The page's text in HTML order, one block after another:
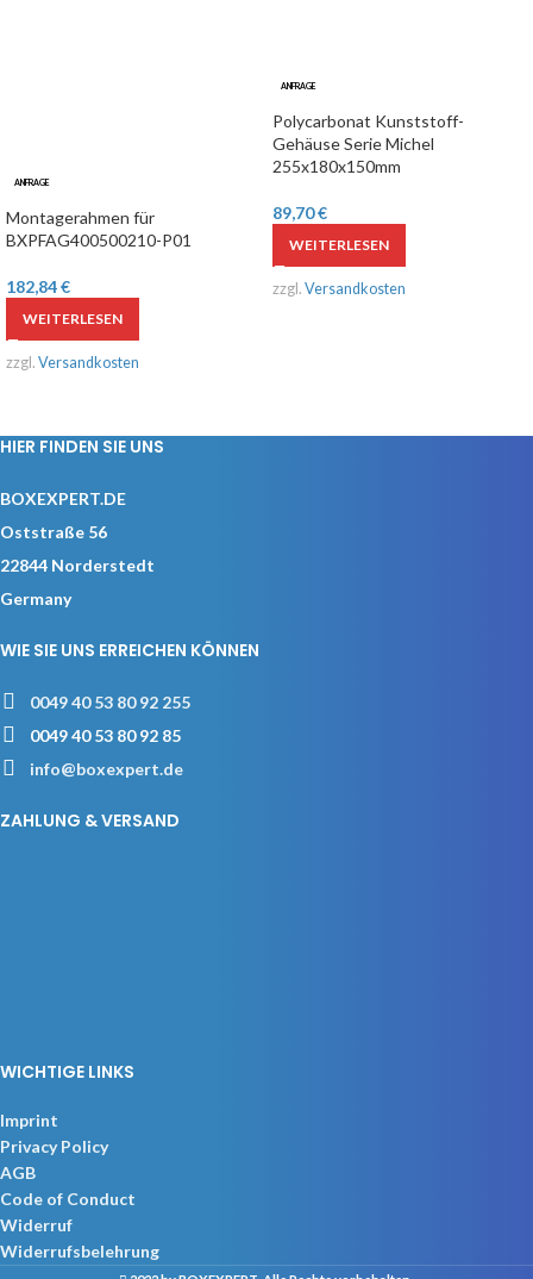
ANFRAGE
Montagerahmen für
BXPFAG400500210-P01
182,84€
WEITERLESEN
zzgl. Versandkosten
ANFRAGE
Polycarbonat Kunststoff-
Gehäuse Serie Michel
255x180x150mm
89,70€
WEITERLESEN
zzgl. Versandkosten
HIER FINDEN SIE UNS
BOXEXPERT.DE
Oststraße 56
22844 Norderstedt
Germany
WIE SIE UNS ERREICHEN KÖNNEN
0049 40 53 80 92 255
0049 40 53 80 92 85
info@boxexpert.de
ZAHLUNG & VERSAND
WICHTIGE LINKS
Imprint
Privacy Policy
AGB
Code of Conduct
Widerruf
Widerrufsbelehrung